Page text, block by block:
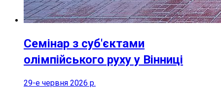
Семінар з суб'єктами
олімпійського руху у Вінниці
29-е червня 2026 р.